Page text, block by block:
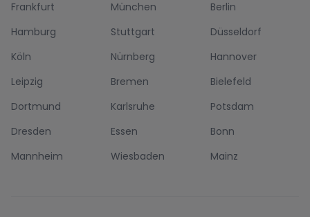
Frankfurt München
Berlin
Hamburg
Stuttgart
Düsseldorf
Köln
Nürnberg
Hannover
Leipzig
Bremen
Bielefeld
Dortmund
Karlsruhe
Potsdam
Dresden
Essen
Bonn
Mannheim
Wiesbaden Mainz